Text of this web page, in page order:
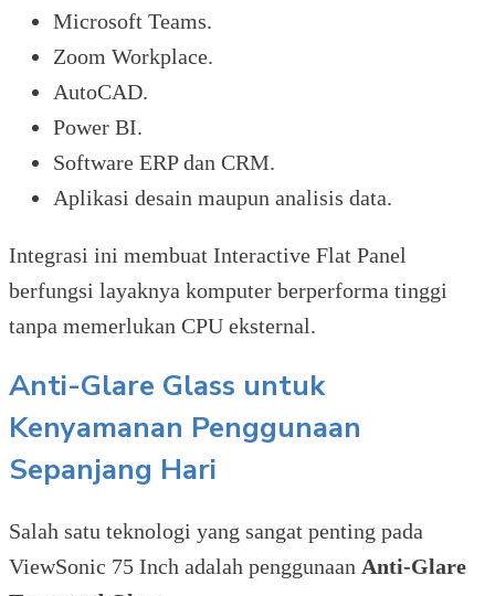
Microsoft Teams.
Zoom Workplace.
AutoCAD.
Power BI.
Software ERP dan CRM.
Aplikasi desain maupun analisis data.
Integrasi ini membuat Interactive Flat Panel
berfungsi layaknya komputer berperforma tinggi
tanpa memerlukan CPU eksternal.
Anti-Glare Glass untuk
Kenyamanan Penggunaan
Sepanjang Hari
Salah satu teknologi yang sangat penting pada
ViewSonic 75 Inch adalah penggunaan Anti-Glare